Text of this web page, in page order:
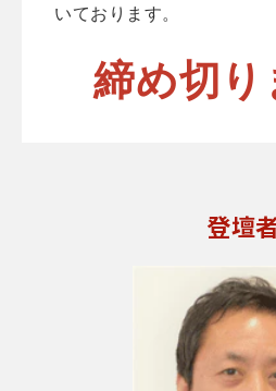
いております。
締め切り
登壇